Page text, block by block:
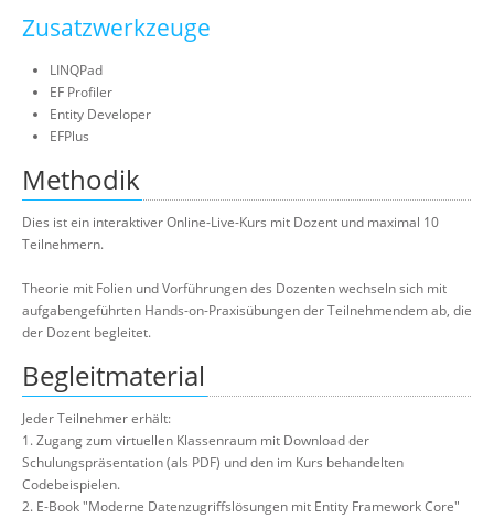
Zusatzwerkzeuge
LINQPad
EF Profiler
Entity Developer
EFPlus
Methodik
Dies ist ein interaktiver Online-Live-Kurs mit Dozent und maximal 10
Teilnehmern.
Theorie mit Folien und Vorführungen des Dozenten wechseln sich mit
aufgabengeführten Hands-on-Praxisübungen der Teilnehmendem ab, die
der Dozent begleitet.
Begleitmaterial
Jeder Teilnehmer erhält:
1. Zugang zum virtuellen Klassenraum mit Download der
Schulungspräsentation (als PDF) und den im Kurs behandelten
Codebeispielen.
2. E-Book "Moderne Datenzugriffslösungen mit Entity Framework Core"